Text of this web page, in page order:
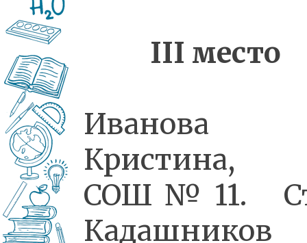
III место
Иванова
Кристина,
СОШ№11.
Кадашников